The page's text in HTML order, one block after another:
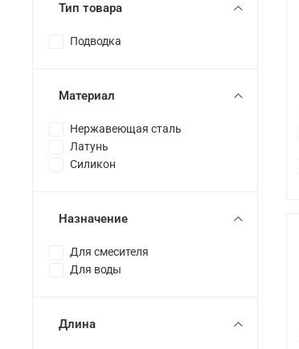
Тип товара
Подводка
Материал
Нержавеющая сталь
Латунь
Силикон
Назначение
Для смесителя
Для воды
Длина